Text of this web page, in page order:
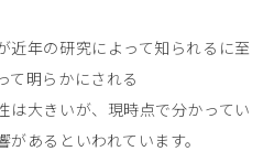
近年の研究によって知られるに至
て明らかにされる
は大きいが、現時点で分かってい
あるといわれています。